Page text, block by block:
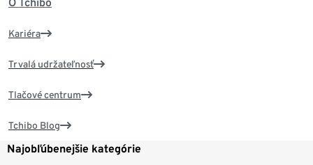
Kariéra
Trvalá udržateľnosť
Tlačové centrum
Tchibo Blog
Najobľúbenejšie kategórie